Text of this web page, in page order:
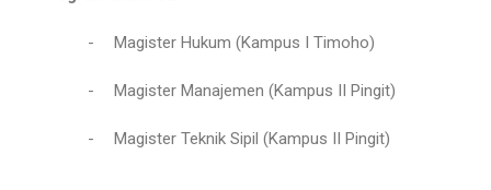
- Magister Hukum (Kampus I Timoho)
- Magister Manajemen (Kampus II Pingit)
- Magister Teknik Sipil (Kampus II Pingit)